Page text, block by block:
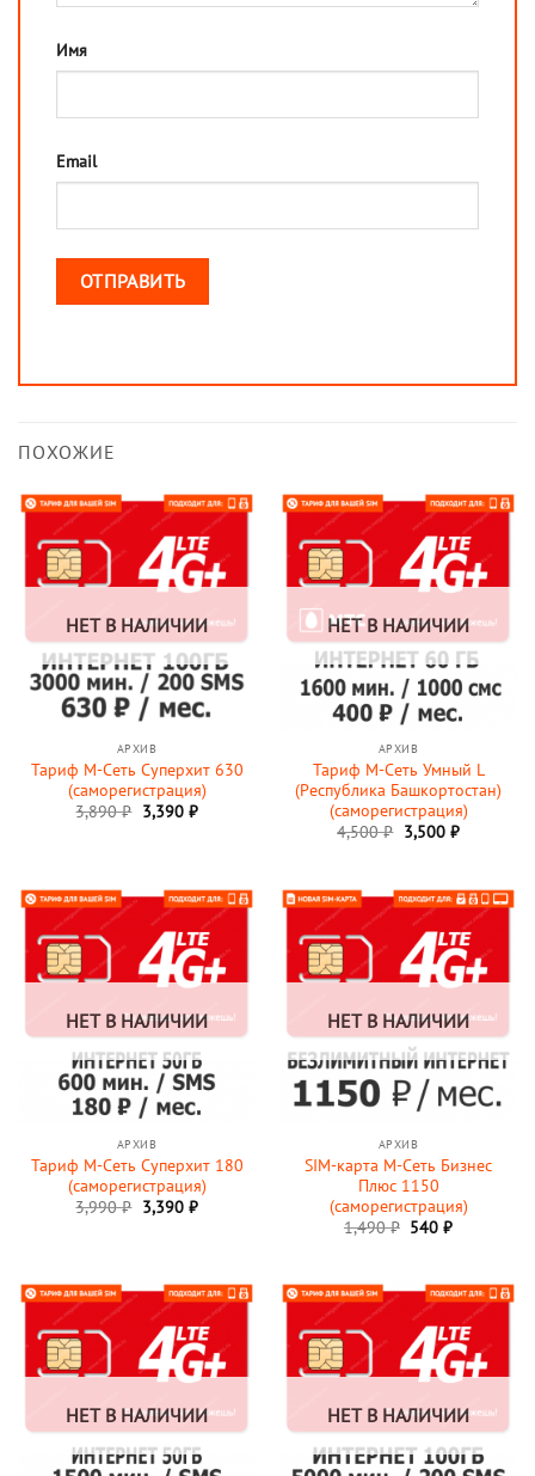
Имя
Email
ПОХОЖИЕ
НЕТ В НАЛИЧИИ
АРХИВ
Тариф М-Сеть Суперхит 630
(саморегистрация)
3,890₽ 3,390 ₽
НЕТ В НАЛИЧИИ
АРХИВ
Тариф М-Сеть Умный L
(Республика Башкортостан)
(саморегистрация)
4,500₽ Первоначальная
цена
3,500 ₽Текущая
НЕТ В НАЛИЧИИ
АРХИВ
Тариф М-Сеть Суперхит 180
(саморегистрация)
3,990₽ 3,390 ₽
НЕТ В НАЛИЧИИ
АРХИВ
SIM-карта М-Сеть Бизнес
Плюс 1150
(саморегистрация)
1,490₽ Первоначальная
540₽Текущая
НЕТ В НАЛИЧИИ НЕТ В НАЛИЧИИ